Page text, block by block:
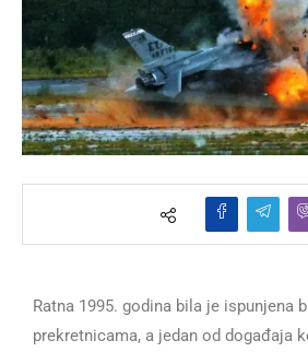
Ratna 1995. godina bila je ispunjena
prekretnicama, a jedan od događaja